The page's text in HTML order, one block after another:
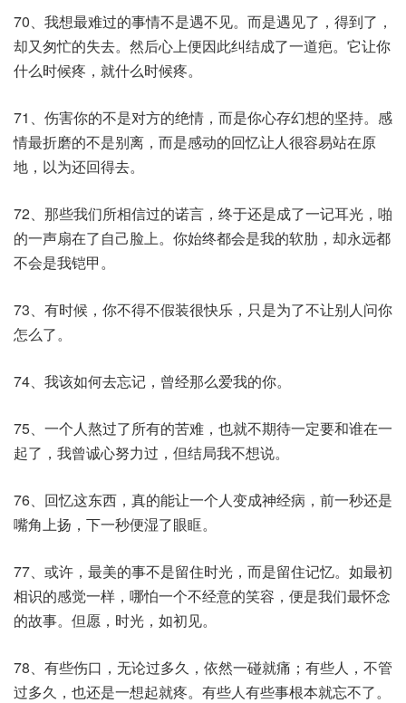
70、我想最难过的事情不是遇不见。而是遇见了，得到了，
却又匆忙的失去。然后心上便因此纠结成了一道疤。它让你
什么时候疼，就什么时候疼。
71、伤害你的不是对方的绝情，而是你心存幻想的坚持。感
情最折磨的不是别离，而是感动的回忆让人很容易站在原
地，以为还回得去。
72、那些我们所相信过的诺言，终于还是成了一记耳光，啪
的一声扇在了自己脸上。你始终都会是我的软肋，却永远都
不会是我铠甲。
73、有时候，你不得不假装很快乐，只是为了不让别人问你
怎么了。
74、我该如何去忘记，曾经那么爱我的你。
75、一个人熬过了所有的苦难，也就不期待一定要和谁在一
起了，我曾诚心努力过，但结局我不想说。
76、回忆这东西，真的能让一个人变成神经病，前一秒还是
嘴角上扬，下一秒便湿了眼眶。
77、或许，最美的事不是留住时光，而是留住记忆。如最初
相识的感觉一样，哪怕一个不经意的笑容，便是我们最怀念
的故事。但愿，时光，如初见。
78、有些伤口，无论过多久，依然一碰就痛；有些人，不管
过多久，也还是一想起就疼。有些人有些事根本就忘不了。